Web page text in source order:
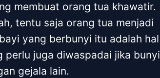
membuat orang tua khawatir.
tentu saja orang tua menjadi
yang berbunyi itu adalah hal
juga diwaspadai jika bunyi
gejala lain.